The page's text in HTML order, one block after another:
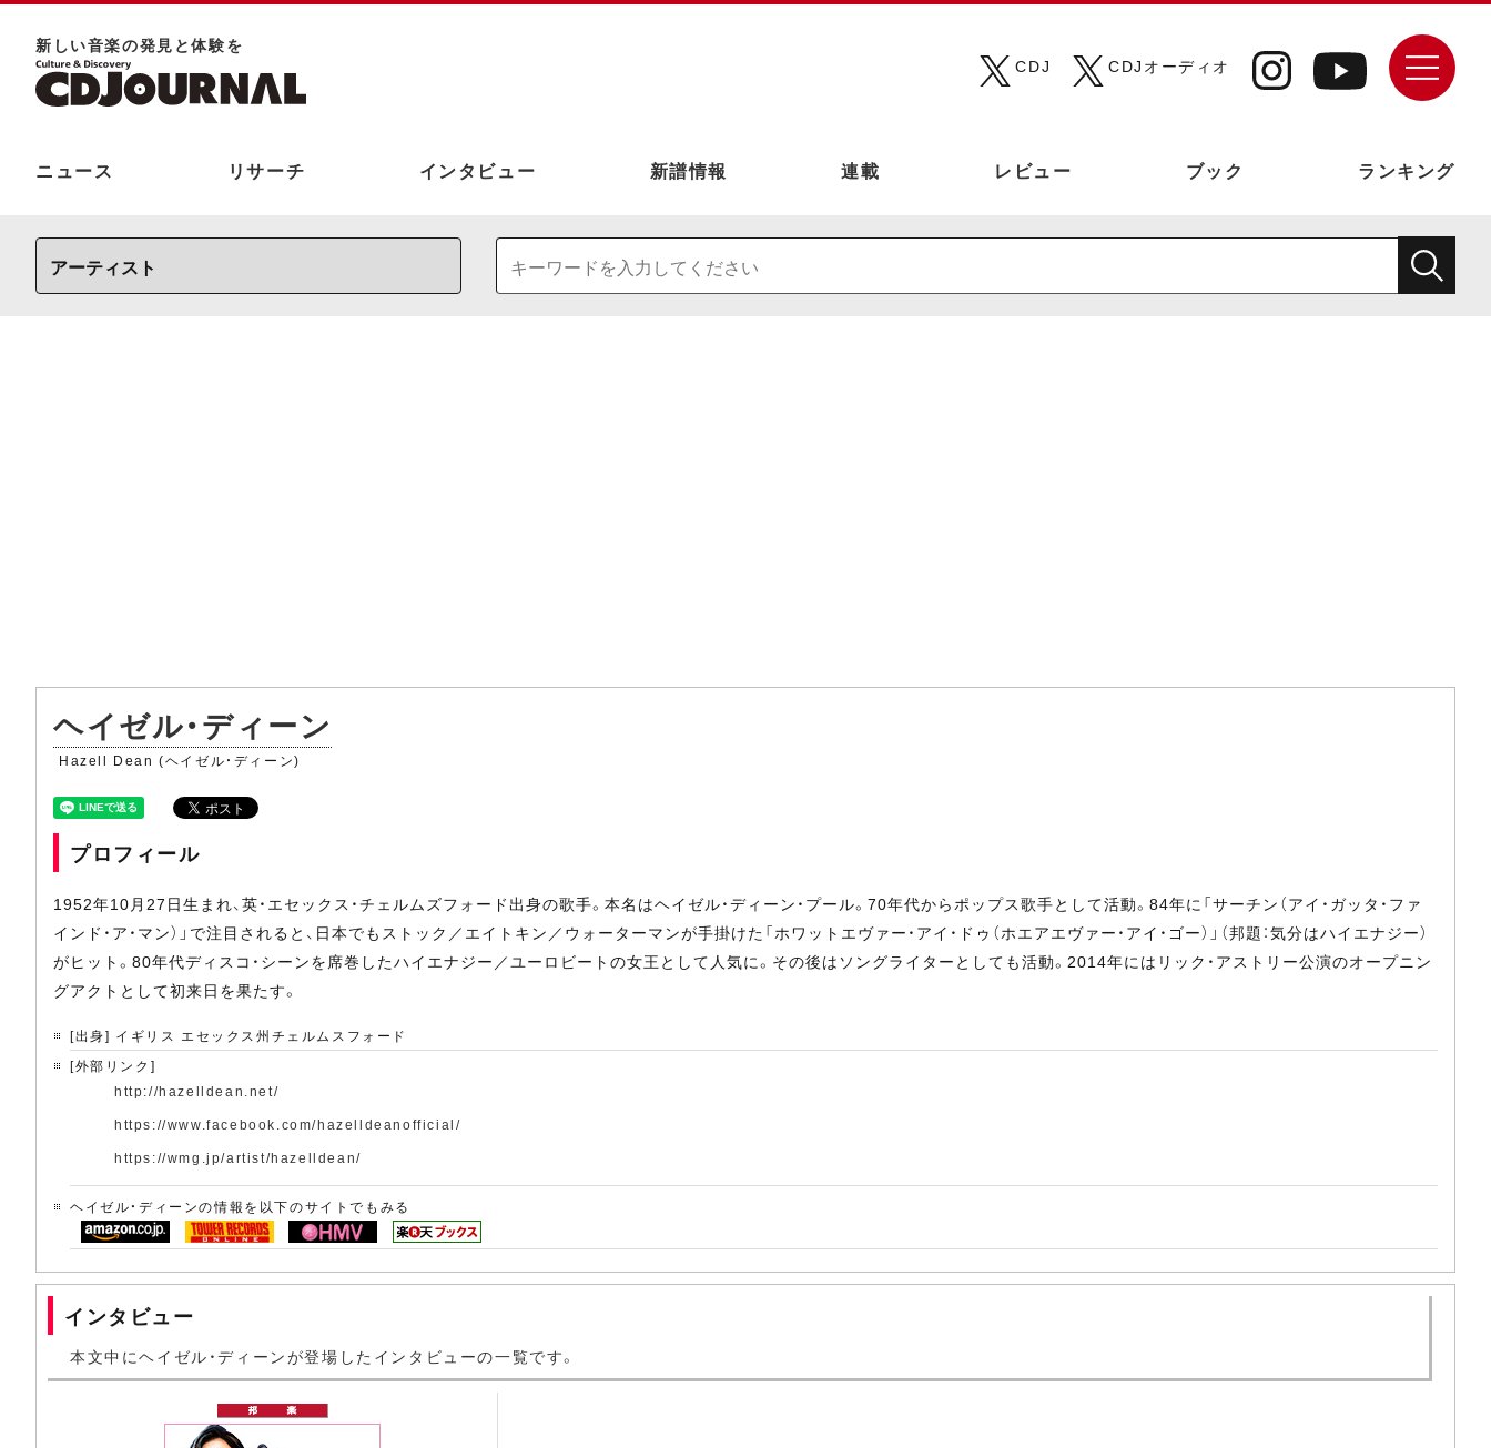
新しい⾳楽の発⾒と体験を
CDJ
CDJオーディオ
ニュース リサーチ インタビュー 新譜情報 連載 レビュー ブック ランキング
ヘイゼル・ディーン
Hazell Dean (ヘイゼル・ディーン)
プロフィール
1952年10月27日生まれ、英・エセックス・チェルムズフォード出身の歌手。本名はヘイゼル・ディーン・プール。70年代からポップス歌手として活動。84年に「サーチン（アイ・ガッタ・ファ
インド・ア・マン）」で注目されると、日本でもストック／エイトキン／ウォーターマンが手掛けた「ホワットエヴァー・アイ・ドゥ（ホエアエヴァー・アイ・ゴー）」（邦題：気分はハイエナジー）
がヒット。80年代ディスコ・シーンを席巻したハイエナジー／ユーロビートの女王として人気に。その後はソングライターとしても活動。2014年にはリック・アストリー公演のオープニン
グアクトとして初来日を果たす。
[出身] イギリス エセックス州チェルムスフォード
[外部リンク]
http://hazelldean.net/
https://www.facebook.com/hazelldeanofficial/
https://wmg.jp/artist/hazelldean/
ヘイゼル・ディーンの情報を以下のサイトでもみる
インタビュー
本文中にヘイゼル・ディーンが登場したインタビューの一覧です。